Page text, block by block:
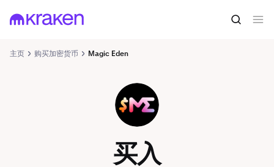
主页 购买加密货币 Magic Eden
ME
买入